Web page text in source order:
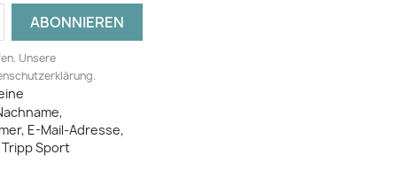
Unsere
E-Mail-Adresse,
Sport